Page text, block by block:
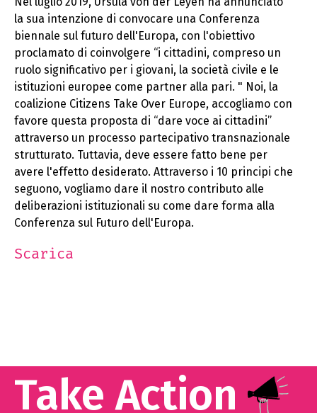
la sua intenzione di convocare una Conferenza
biennale sul futuro dell'Europa, con l'obiettivo
proclamato di coinvolgere “i cittadini, compreso un
ruolo significativo per i giovani, la società civile e le
istituzioni europee come partner alla pari. " Noi, la
coalizione Citizens Take Over Europe, accogliamo con
favore questa proposta di “dare voce ai cittadini”
attraverso un processo partecipativo transnazionale
strutturato. Tuttavia, deve essere fatto bene per
avere l'effetto desiderato. Attraverso i 10 principi che
seguono, vogliamo dare il nostro contributo alle
deliberazioni istituzionali su come dare forma alla
Conferenza sul Futuro dell'Europa.
Scarica
Take Action